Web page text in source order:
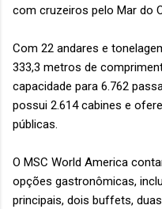
com cruzeiros pelo Mar do
Com 22 andares e
333,3 metros de
capacidade para 6.762
possui 2.614 cabines e
públicas.
O MSC World America
opções gastronômicas,
principais, dois buffets,